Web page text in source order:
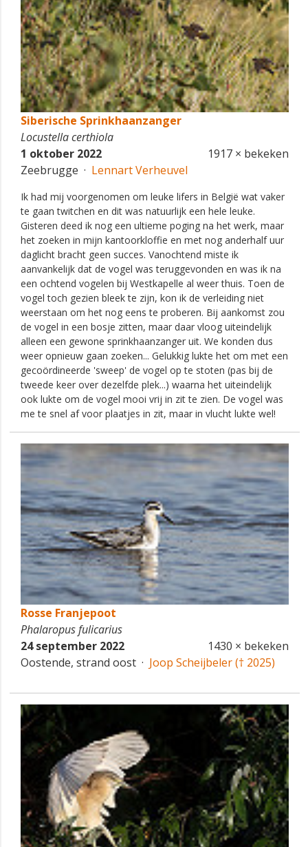
Siberische Sprinkhaanzanger
Locustella certhiola
1 oktober 2022
1917 × bekeken
Zeebrugge · Lennart Verheuvel
Ik had mij voorgenomen om leuke lifers in België wat vaker
te gaan twitchen en dit was natuurlijk een hele leuke.
Gisteren deed ik nog een ultieme poging na het werk, maar
het zoeken in mijn kantoorkloffie en met nog anderhalf uur
daglicht bracht geen succes. Vanochtend miste ik
aanvankelijk dat de vogel was teruggevonden en was ik na
een ochtend vogelen bij Westkapelle al weer thuis. Toen de
vogel toch gezien bleek te zijn, kon ik de verleiding niet
weerstaan om het nog eens te proberen. Bij aankomst zou
de vogel in een bosje zitten, maar daar vloog uiteindelijk
alleen een gewone sprinkhaanzanger uit. We konden dus
weer opnieuw gaan zoeken... Gelukkig lukte het om met een
gecoördineerde 'sweep' de vogel op te stoten (pas bij de
tweede keer over dezelfde plek...) waarna het uiteindelijk
ook lukte om de vogel mooi vrij in zit te zien. De vogel was
me te snel af voor plaatjes in zit, maar in vlucht lukte wel!
Rosse Franjepoot
Phalaropus fulicarius
24 september 2022
1430 × bekeken
Oostende, strand oost · Joop Scheijbeler († 2025)